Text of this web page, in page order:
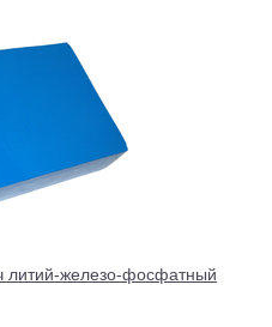
литий-железо-фосфатный